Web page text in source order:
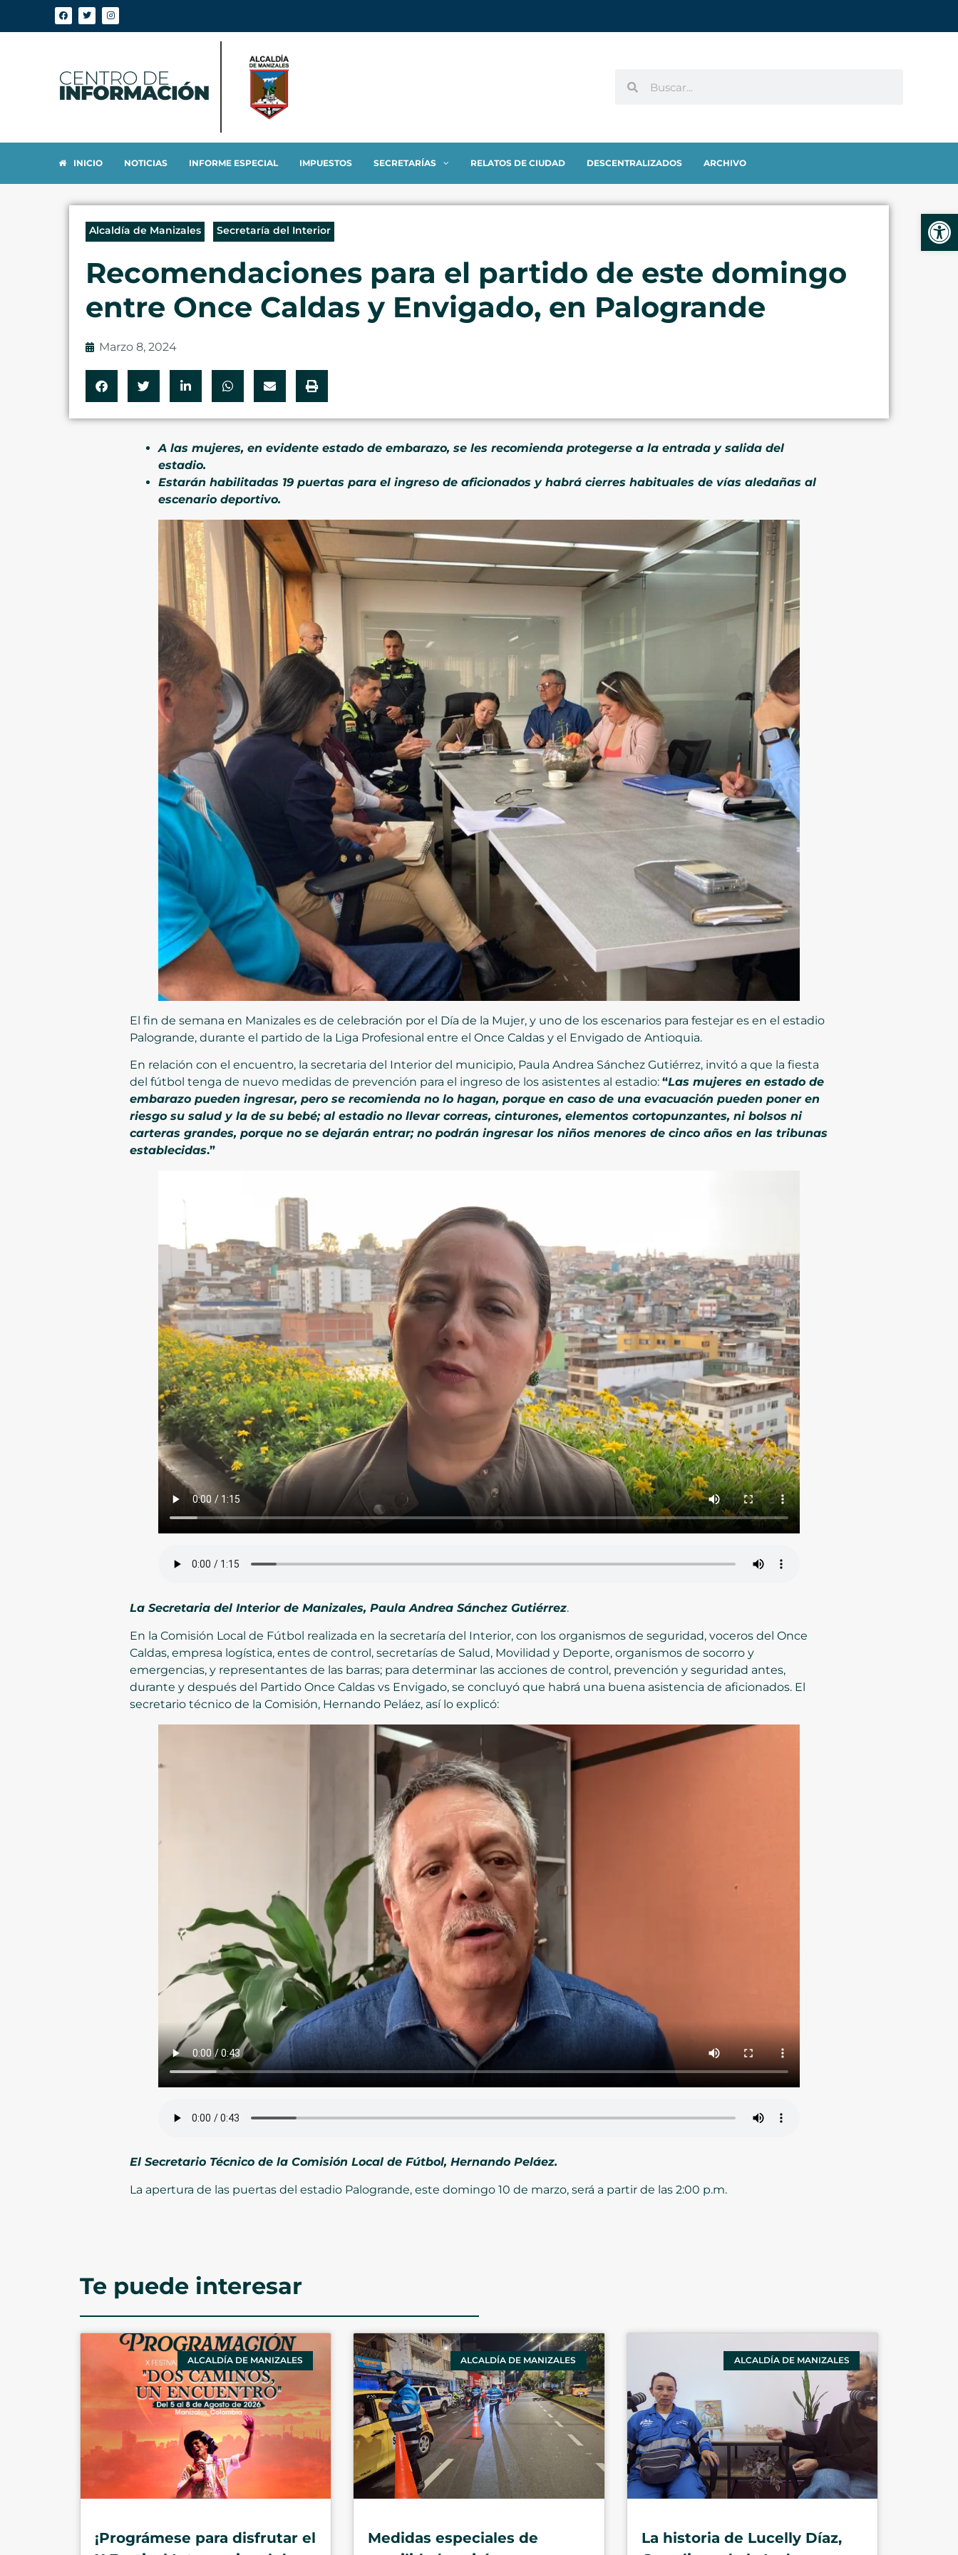
INICIO NOTICIAS INFORME ESPECIAL IMPUESTOS SECRETARÍAS RELATOS DE CIUDAD DESCENTRALIZADOS ARCHIVO
Alcaldía de Manizales Secretaría del Interior
Recomendaciones para el partido de este domingo
entre Once Caldas y Envigado, en Palogrande
Marzo 8, 2024
A las mujeres, en evidente estado de embarazo, se les recomienda protegerse a la entrada y salida del
estadio.
Estarán habilitadas 19 puertas para el ingreso de aficionados y habrá cierres habituales de vías aledañas al
escenario deportivo.
El fin de semana en Manizales es de celebración por el Día de la Mujer, y uno de los escenarios para festejar es en el estadio
Palogrande, durante el partido de la Liga Profesional entre el Once Caldas y el Envigado de Antioquia.
En relación con el encuentro, la secretaria del Interior del municipio, Paula Andrea Sánchez Gutiérrez, invitó a que la fiesta
del fútbol tenga de nuevo medidas de prevención para el ingreso de los asistentes al estadio: “Las mujeres en estado de
embarazo pueden ingresar, pero se recomienda no lo hagan, porque en caso de una evacuación pueden poner en
riesgo su salud y la de su bebé; al estadio no llevar correas, cinturones, elementos cortopunzantes, ni bolsos ni
carteras grandes, porque no se dejarán entrar; no podrán ingresar los niños menores de cinco años en las tribunas
establecidas.”
La Secretaria del Interior de Manizales, Paula Andrea Sánchez Gutiérrez.
En la Comisión Local de Fútbol realizada en la secretaría del Interior, con los organismos de seguridad, voceros del Once
Caldas, empresa logística, entes de control, secretarías de Salud, Movilidad y Deporte, organismos de socorro y
emergencias, y representantes de las barras; para determinar las acciones de control, prevención y seguridad antes,
durante y después del Partido Once Caldas vs Envigado, se concluyó que habrá una buena asistencia de aficionados. El
secretario técnico de la Comisión, Hernando Peláez, así lo explicó:
El Secretario Técnico de la Comisión Local de Fútbol, Hernando Peláez.
La apertura de las puertas del estadio Palogrande, este domingo 10 de marzo, será a partir de las 2:00 p.m.
Te puede interesar
ALCALDÍA DE MANIZALES
¡Prográmese para disfrutar el
ALCALDÍA DE MANIZALES
Medidas especiales de
ALCALDÍA DE MANIZALES
La historia de Lucelly Díaz,